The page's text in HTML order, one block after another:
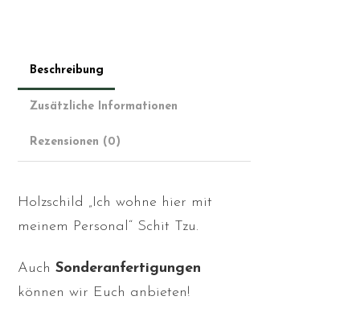
Beschreibung
Zusätzliche Informationen
Rezensionen (0)
Holzschild „Ich wohne hier mit
meinem Personal“ Schit Tzu.
AuchSonderanfertigungen
können wir Euch anbieten!